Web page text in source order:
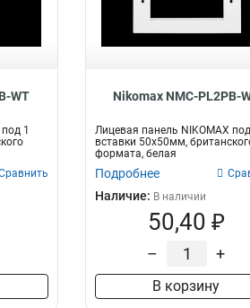
WT
1
Nikomax NMC-PL2PB-
Лицевая панель NIKOMAX
вставки 50х50мм,
формата, белая
Подробнее
Наличие: В наличии
50,40 ₽
– +
В корзину